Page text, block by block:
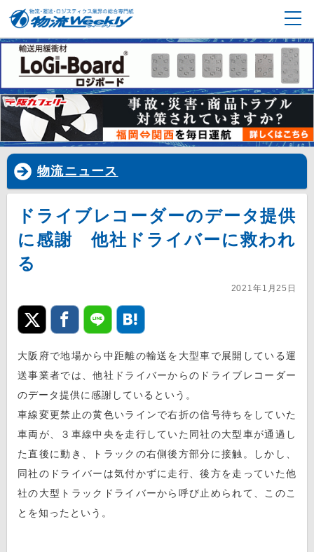
物流ニュース
ドライブレコーダーのデータ提供
に感謝 他社ドライバーに救われ
る
2021年1月25日
大阪府で地場から中距離の輸送を大型車で展開している運
送事業者では、他社ドライバーからのドライブレコーダー
のデータ提供に感謝しているという。
車線変更禁止の黄色いラインで右折の信号待ちをしていた
車両が、３車線中央を走行していた同社の大型車が通過し
た直後に動き、トラックの右側後方部分に接触。しかし、
同社のドライバーは気付かずに走行、後方を走っていた他
社の大型トラックドライバーから呼び止められて、このこ
とを知ったという。